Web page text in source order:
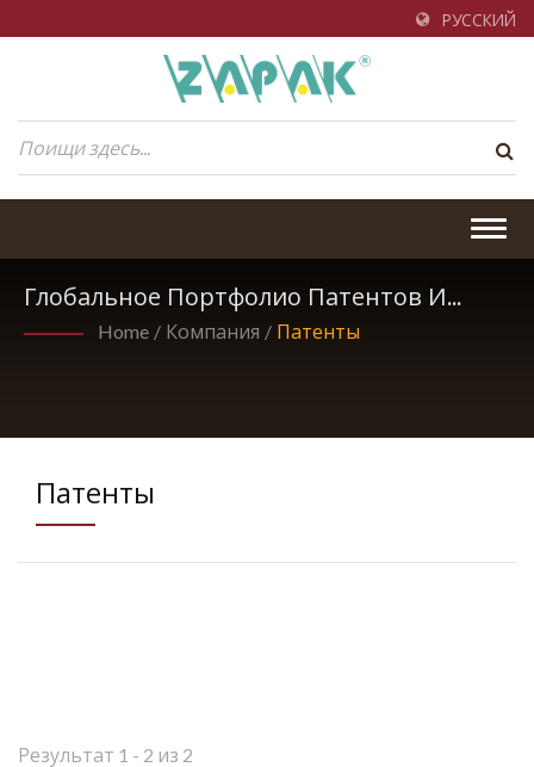
РУССКИЙ
Глобальное Портфолио Патентов И
Инноваций
Home / Компания / Патенты
Патенты
Результат 1 - 2 из 2